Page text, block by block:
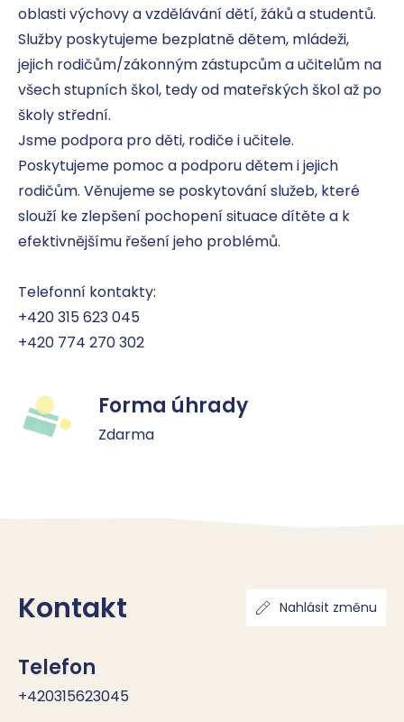
oblasti výchovy a vzdělávání dětí, žáků a studentů.
Služby poskytujeme bezplatně dětem, mládeži,
jejich rodičům/zákonným zástupcům a učitelům na
všech stupních škol, tedy od mateřských škol až po
školy střední.
Jsme podpora pro děti, rodiče i učitele.
Poskytujeme pomoc a podporu dětem i jejich
rodičům. Věnujeme se poskytování služeb, které
slouží ke zlepšení pochopení situace dítěte a k
efektivnějšímu řešení jeho problémů.
Telefonní kontakty:
+420 315 623 045
+420 774 270 302
Forma úhrady
Zdarma
Kontakt Nahlásit změnu
Telefon
+420315623045